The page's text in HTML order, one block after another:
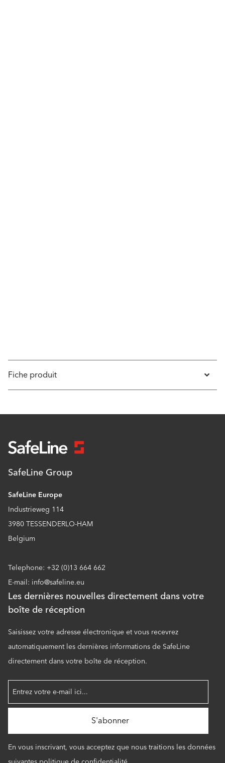
Fiche produit
SafeLine Group
SafeLine Europe
Industrieweg 114
3980 TESSENDERLO-HAM
Belgium
Telephone: +32 (0)13 664 662
E-mail: info@safeline.eu
Les dernières nouvelles directement dans votre
boîte de réception
Saisissez votre adresse électronique et vous recevrez
automatiquement les dernières informations de SafeLine
directement dans votre boîte de réception.
En vous inscrivant, vous acceptez que nous traitions les données